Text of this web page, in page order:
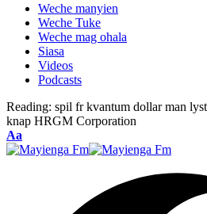
Weche manyien
Weche Tuke
Weche mag ohala
Siasa
Videos
Podcasts
Reading: spil fr kvantum dollar man
knap HRGM Corporation
Font
Resizer
Aa